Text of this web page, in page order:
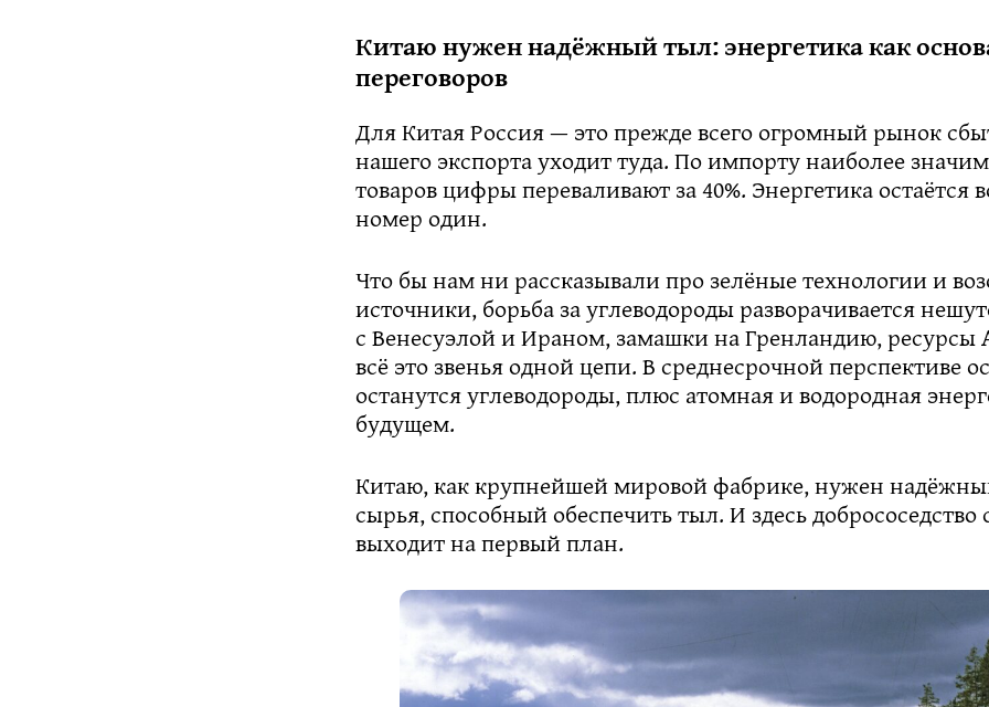
Китаю нужен надёжный тыл: энергетика как
переговоров
Для Китая Россия — это прежде всего огромный рынок
нашего экспорта уходит туда. По импорту наиболее
товаров цифры переваливают за 40%. Энергетика остаётся
номер один.
Что бы нам ни рассказывали про зелёные технологии и
источники, борьба за углеводороды разворачивается
с Венесуэлой и Ираном, замашки на Гренландию,
всё это звенья одной цепи. В среднесрочной перспективе
останутся углеводороды, плюс атомная и водородная
будущем.
Китаю, как крупнейшей мировой фабрике, нужен
сырья, способный обеспечить тыл. И здесь добрососедство
выходит на первый план.